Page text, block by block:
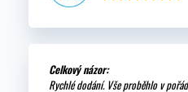
Celkový názor:
Rychlé dodání. Vše proběhlo v